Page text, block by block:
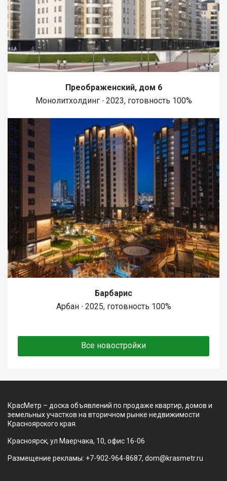
Преображенский, дом 6
Монолитхолдинг ∙ 2023, готовность 100%
Барбарис
Арбан ∙ 2025, готовность 100%
Все новостройки
КрасМетр – доска объявлений по продаже квартир, домов и
земельных участков на вторичном рынке недвижимости
Красноярского края.
Красноярск, ул Маерчака, 10, офис 16-06
Размещение рекламы: +7-902-964-8687, dom@krasmetr.ru